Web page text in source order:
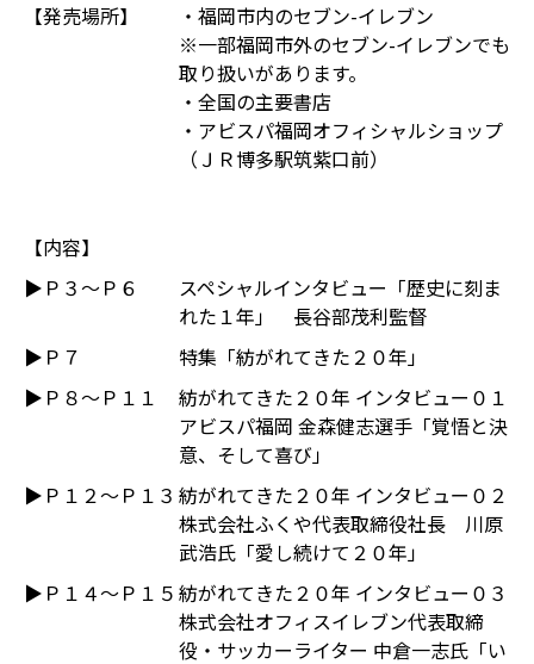
【発売場所】
・福岡市内のセブン-イレブン
※一部福岡市外のセブン-イレブンでも
取り扱いがあります。
・全国の主要書店
・アビスパ福岡オフィシャルショップ
（ＪＲ博多駅筑紫口前）
【内容】
▶Ｐ３～Ｐ６
スペシャルインタビュー「歴史に刻ま
れた１年」 長谷部茂利監督
▶Ｐ７
特集「紡がれてきた２０年」
▶Ｐ８～Ｐ１１
紡がれてきた２０年 インタビュー０１
アビスパ福岡 金森健志選手「覚悟と決
意、そして喜び」
▶Ｐ１２～Ｐ１３ 紡がれてきた２０年 インタビュー０２
株式会社ふくや代表取締役社長 川原
武浩氏「愛し続けて２０年」
▶Ｐ１４～Ｐ１５ 紡がれてきた２０年 インタビュー０３
株式会社オフィスイレブン代表取締
役・サッカーライター 中倉一志氏「い